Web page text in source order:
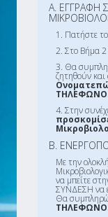
Α. ΕΓΓΡΑΦΗ
1. Πατήστε το
2. Στο Βήμα
3. Θα
ζητηθούν και
4. Στην
Β.
Με την
να μπείτε
ΣΥΝΔΕΣΗ να
Θα